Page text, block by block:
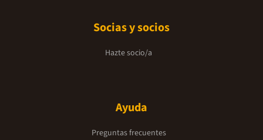
Socias y socios
Hazte socio/a
Ayuda
Preguntas frecuentes